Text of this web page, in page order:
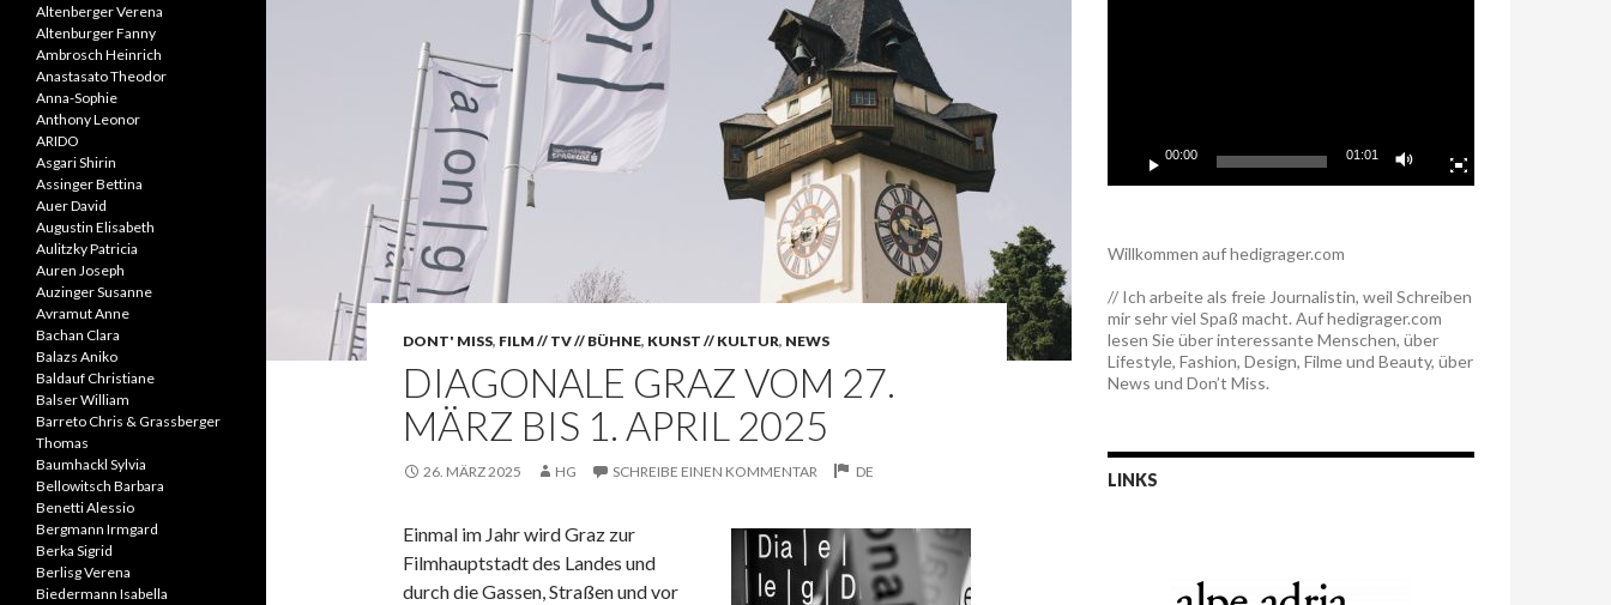
DONT' MISS, FILM // TV // BÜHNE, KUNST // KULTUR, NEWS
DIAGONALE GRAZ VOM 27.
MÄRZ BIS 1. APRIL 2025
26. MÄRZ 2025 HG SCHREIBE EINEN KOMMENTAR DE
Einmal im Jahr wird Graz zur
Filmhauptstadt des Landes und
durch die Gassen, Straßen und vor
00:00 01:01
Willkommen auf hedigrager.com
// Ich arbeite als freie Journalistin, weil Schreiben
mir sehr viel Spaß macht. Auf hedigrager.com
lesen Sie über interessante Menschen, über
Lifestyle, Fashion, Design, Filme und Beauty, über
News und Don’t Miss.
LINKS
Altenberger Verena
Altenburger Fanny
Ambrosch Heinrich
Anastasato Theodor
Anna-Sophie
Anthony Leonor
ARIDO
Asgari Shirin
Assinger Bettina
Auer David
Augustin Elisabeth
Aulitzky Patricia
Auren Joseph
Auzinger Susanne
Avramut Anne
Bachan Clara
Balazs Aniko
Baldauf Christiane
Balser William
Barreto Chris & Grassberger
Thomas
Baumhackl Sylvia
Bellowitsch Barbara
Benetti Alessio
Bergmann Irmgard
Berka Sigrid
Berlisg Verena
Biedermann Isabella